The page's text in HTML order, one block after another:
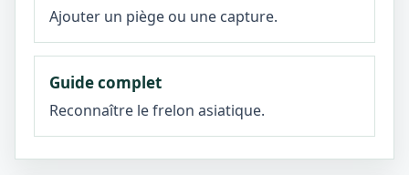
Ajouter un piège ou une capture.
Guide complet
Reconnaître le frelon asiatique.